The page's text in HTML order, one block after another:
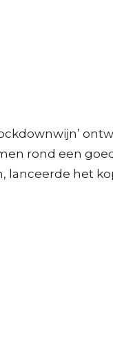
rond een
lanceerde het